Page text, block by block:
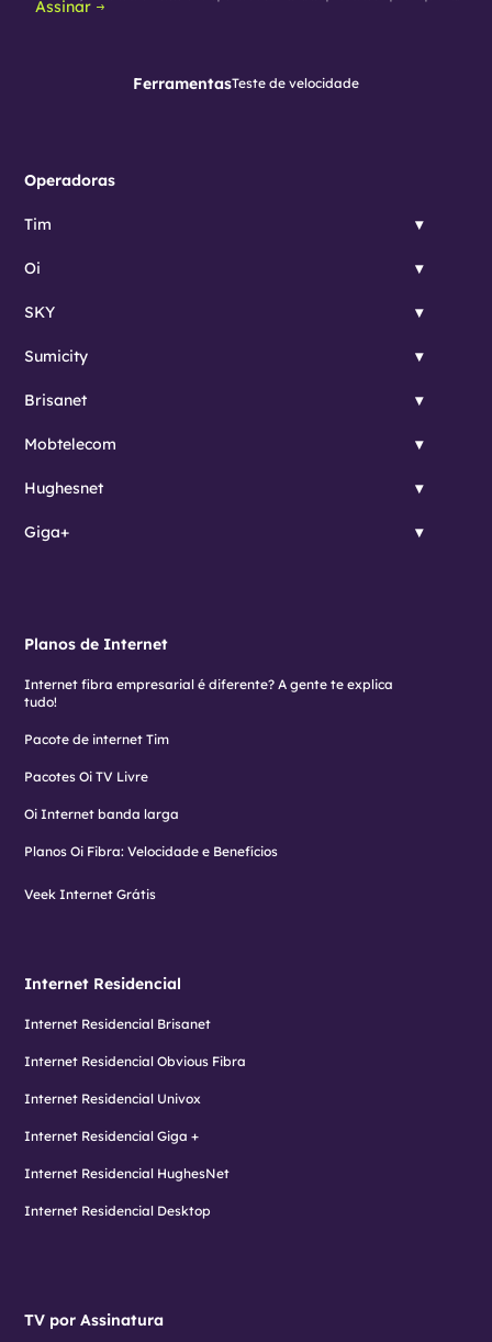
Assinar
FerramentasTeste de velocidade
Operadoras
Tim
Oi
SKY
Sumicity
Brisanet
Mobtelecom
Hughesnet
Giga+
Planos de Internet
Internet fibra empresarial é diferente? A gente te explica
tudo!
Pacote de internet Tim
Pacotes Oi TV Livre
Oi Internet banda larga
Planos Oi Fibra: Velocidade e Benefícios
Veek Internet Grátis
Internet Residencial
Internet Residencial Brisanet
Internet Residencial Obvious Fibra
Internet Residencial Univox
Internet Residencial Giga +
Internet Residencial HughesNet
Internet Residencial Desktop
TV por Assinatura